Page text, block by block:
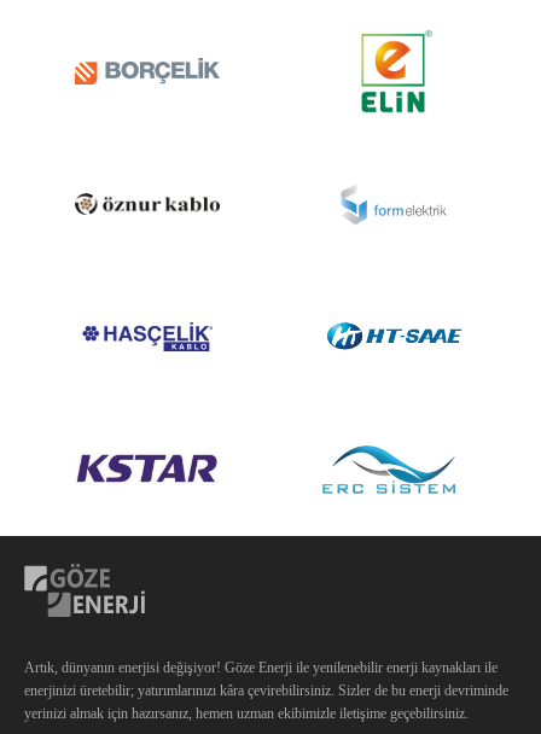
Artık, dünyanın enerjisi değişiyor! Göze Enerji ile yenilenebilir enerji kaynakları ile
enerjinizi üretebilir; yatırımlarınızı kâra çevirebilirsiniz. Sizler de bu enerji devriminde
yerinizi almak için hazırsanız, hemen uzman ekibimizle iletişime geçebilirsiniz.